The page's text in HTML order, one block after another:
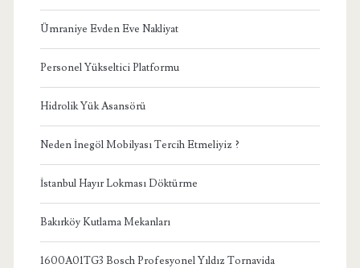
Ümraniye Evden Eve Nakliyat
Personel Yükseltici Platformu
Hidrolik Yük Asansörü
Neden İnegöl Mobilyası Tercih Etmeliyiz ?
İstanbul Hayır Lokması Döktürme
Bakırköy Kutlama Mekanları
1600A01TG3 Bosch Profesyonel Yıldız Tornavida